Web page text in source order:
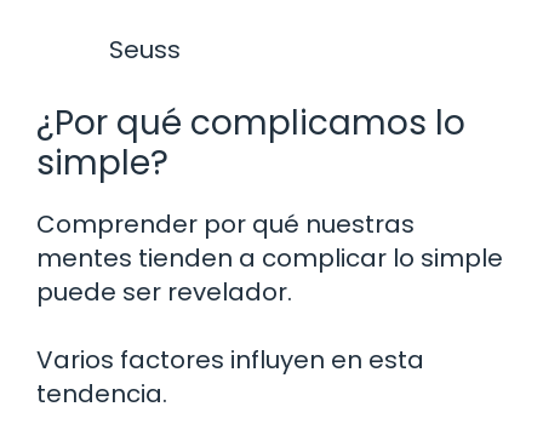
Seuss
¿Por qué complicamos lo
simple?
Comprender por qué nuestras
mentes tienden a complicar lo simple
puede ser revelador.
Varios factores influyen en esta
tendencia.